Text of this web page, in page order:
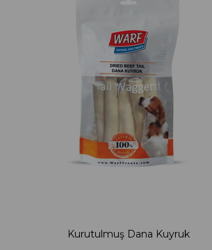
Kurutulmuş Dana Kuyruk